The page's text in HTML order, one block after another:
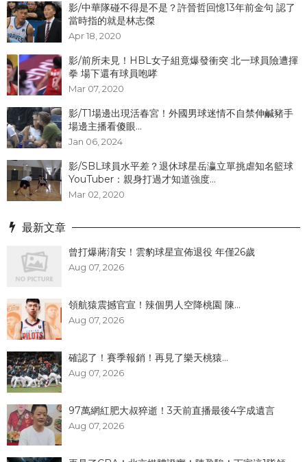
影/中華隊碰不得是不是？許晉哲回憶13年前金句 認了
當時指的就是林志傑
Apr 18, 2020
影/前所未見！HBL女子組竟爆發衝突 北一球員險遭揮
拳 場下還有球員咆哮
Mar 07, 2020
影/T1場邊出現活春宮！外國男球迷情不自禁伸鹹豬手
場邊主播看傻眼...
Jan 06, 2024
影/SBL球員水平差？退休球星岳瀛立單挑虐知名籃球
YouTuber：親身打過才知道強度...
Mar 02, 2020
最新文章
曾打爆蔣淯安！雲豹球星宣佈退役 年僅26歲
Aug 07, 2026
領航猿震撼官宣！辣個男人空降桃園 陳...
Aug 07, 2026
確認了！賽季報銷！再見了樂天桃猿...
Aug 07, 2026
97萬網紅肥大叔猝逝！3天前直播最後4字成遺言
Aug 07, 2026